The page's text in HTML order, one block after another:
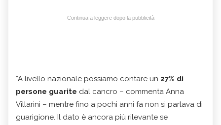
Continua a leggere dopo la pubblicità
“A livello nazionale possiamo contare un 27% di
persone guarite dal cancro – commenta Anna
Villarini – mentre fino a pochi anni fa non si parlava di
guarigione. Il dato è ancora più rilevante se